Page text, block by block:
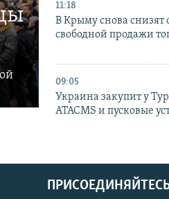
11:18
В Крыму снова снизят
свободной продажи
09:05
Украина закупит у
ATACMS и пусковые